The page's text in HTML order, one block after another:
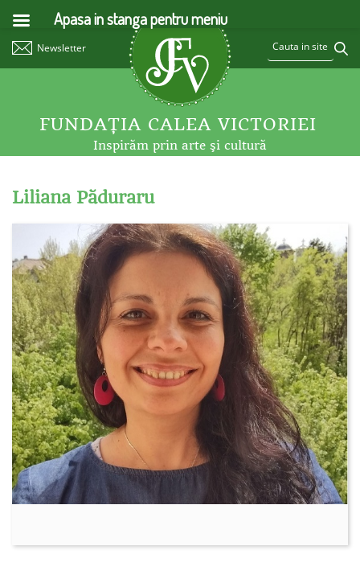
Newsletter
FUNDAŢIA CALEA VICTORIEI
Inspirăm prin arte şi cultură
Liliana Păduraru
Apasa in stanga pentru meniu